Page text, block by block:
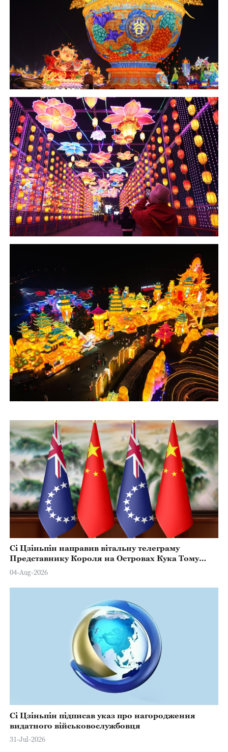
Сі Цзіньпін направив вітальну телеграму
Представнику Короля на Островах Кука Тому
Марстерсу з нагоди Дня Конституції
04-Aug-2026
Сі Цзіньпін підписав указ про нагородження
видатного військовослужбовця
31-Jul-2026